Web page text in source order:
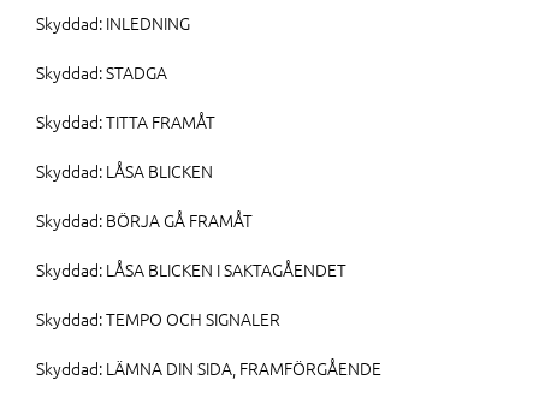
Skyddad: INLEDNING
Skyddad: STADGA
Skyddad: TITTA FRAMÅT
Skyddad: LÅSA BLICKEN
Skyddad: BÖRJA GÅ FRAMÅT
Skyddad: LÅSA BLICKEN I SAKTAGÅENDET
Skyddad: TEMPO OCH SIGNALER
Skyddad: LÄMNA DIN SIDA, FRAMFÖRGÅENDE